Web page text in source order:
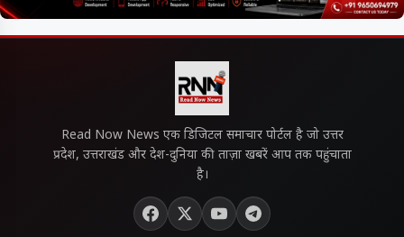
Read Now News एक डिजिटल समाचार पोर्टल है जो उत्तर
प्रदेश, उत्तराखंड और देश-दुनिया की ताज़ा खबरें आप तक पहुंचाता
है।